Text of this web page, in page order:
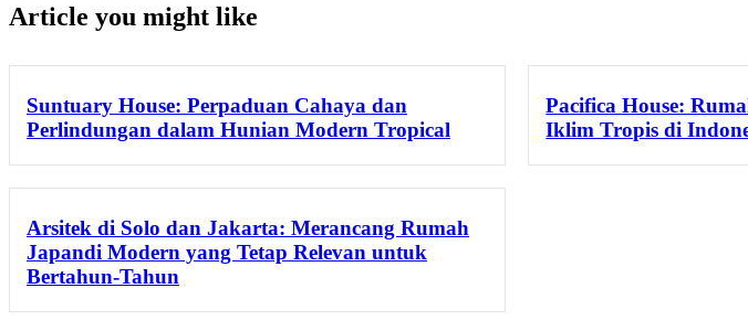
Article you might like
Suntuary House: Perpaduan Cahaya dan
Perlindungan dalam Hunian Modern Tropical
Pacifica House:
Iklim Tropis di
Arsitek di Solo dan Jakarta: Merancang Rumah
Japandi Modern yang Tetap Relevan untuk
Bertahun-Tahun